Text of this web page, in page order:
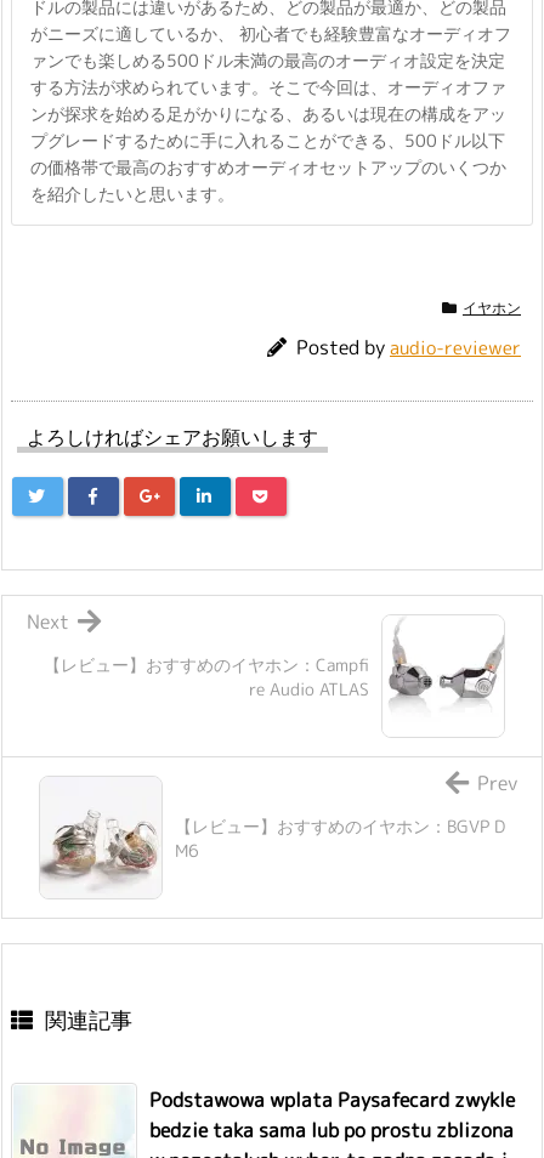
ドルの製品には違いがあるため、どの製品が最適か、どの製品
がニーズに適しているか、 初心者でも経験豊富なオーディオフ
ァンでも楽しめる500ドル未満の最高のオーディオ設定を決定
する方法が求められています。そこで今回は、オーディオファ
ンが探求を始める足がかりになる、あるいは現在の構成をアッ
プグレードするために手に入れることができる、500ドル以下
の価格帯で最高のおすすめオーディオセットアップのいくつか
を紹介したいと思います。
イヤホン
Posted byaudio-reviewer
よろしければシェアお願いします
【レビュー】おすすめのイヤホン：Campfi
re Audio ATLAS
Next
【レビュー】おすすめのイヤホン：BGVP D
M6
Prev
関連記事
Podstawowa wplata Paysafecard zwykle
bedzie taka sama lub po prostu zblizona